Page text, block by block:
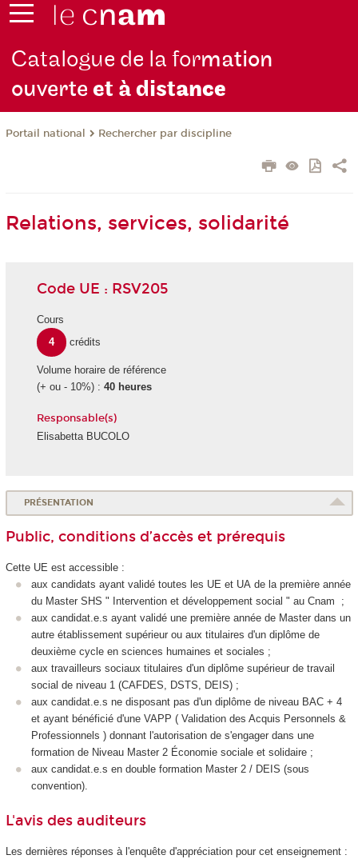
Catalogue de la formation
ouverteet à distance
Portail national Rechercher par discipline
Relations, services, solidarité
Code UE : RSV205
Cours
4
crédits
Volume horaire de référence
(+ ou - 10%) : 40 heures
Responsable(s)
Elisabetta BUCOLO
PRÉSENTATION
Public, conditions d’accès et prérequis
Cette UE est accessible :
aux candidats ayant validé toutes les UE et UA de la première année
du Master SHS " Intervention et développement social " au Cnam ;
aux candidat.e.s ayant validé une première année de Master dans un
autre établissement supérieur ou aux titulaires d'un diplôme de
deuxième cycle en sciences humaines et sociales ;
aux travailleurs sociaux titulaires d'un diplôme supérieur de travail
social de niveau 1 (CAFDES, DSTS, DEIS) ;
aux candidat.e.s ne disposant pas d'un diplôme de niveau BAC + 4
et ayant bénéficié d'une VAPP ( Validation des Acquis Personnels &
Professionnels ) donnant l'autorisation de s'engager dans une
formation de Niveau Master 2 Économie sociale et solidaire ;
aux candidat.e.s en double formation Master 2 / DEIS (sous
convention).
L'avis des auditeurs
Les dernières réponses à l'enquête d'appréciation pour cet enseignement :